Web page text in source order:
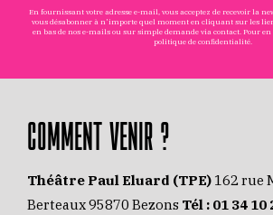
En fournissant votre adresse e-mail, vous acceptez de recevoir la
vous désabonner à n'importe quel moment en cliquant sur les
en bas de nos e-mails ou sur simple demande via contact. Pour
politique de confidentialité.
COMMENT VENIR ?
Théâtre Paul Eluard (TPE) 162 rue
Berteaux 95870 Bezons Tél : 01 34 10